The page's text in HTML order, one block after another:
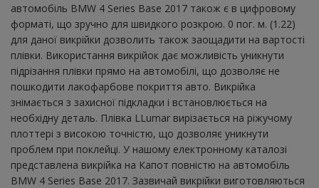
автомобіль BMW 4 Series Base 2017 також є в цифровому
форматі, що зручно для швидкого розкрою. 0 пог. м. (1.22)
для даної викрійки дозволить також заощадити на вартості
плівки. Використання викрійок дає можливість уникнути
підрізання плівки прямо на автомобілі, що дозволяє не
пошкодити лакофарбове покриття авто. Викрійка
знімається з захисної підкладки і встановлюється на
необхідну деталь. Плівка LLumar вирізається на ріжучому
плоттері з високою точністю, що дозволяє уникнути
проблем при поклейці. У нашому електронному каталозі
представлена ​​викрійка на Капот повністю на автомобіль
BMW 4 Series Base 2017. Зазвичай викрійки виготовляються